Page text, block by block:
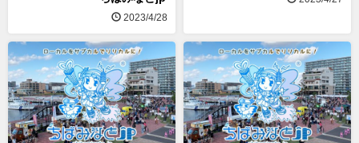
2023/4/28